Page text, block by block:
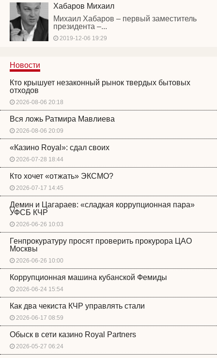
Хабаров Михаил
Михаил Хабаров – первый заместитель
президента –...
2019-12-06 19:29
Новости
Кто крышует незаконный рынок твердых бытовых
отходов
2026-08-06 20:18
Вся ложь Ратмира Мавлиева
2026-08-06 20:09
«Казино Royal»: сдал своих
2026-07-28 18:44
Кто хочет «отжать» ЭКСМО?
2026-07-17 14:45
Демин и Цагараев: «сладкая коррупционная пара»
УФСБ КЧР
2026-06-26 10:03
Генпрокуратуру просят проверить прокурора ЦАО
Москвы
2026-06-26 10:00
Коррупционная машина кубанской Фемиды
2026-06-24 15:54
Как два чекиста КЧР управлять стали
2026-06-17 08:59
Обыск в сети казино Royal Partners
2026-05-27 06:24